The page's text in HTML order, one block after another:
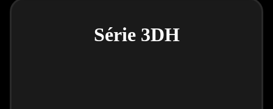
Série 3DH